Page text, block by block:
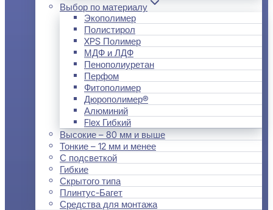
Выбор по материалу
Экополимер
Полистирол
XPS Полимер
МДФ и ЛДФ
Пенополиуретан
Перфом
Фитополимер
Дюрополимер®
Алюминий
Flex Гибкий
Высокие – 80 мм и выше
Тонкие – 12 мм и менее
С подсветкой
Гибкие
Скрытого типа
Плинтус-Багет
Средства для монтажа